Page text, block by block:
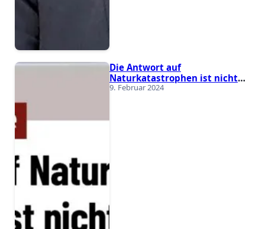
Die Antwort auf
Naturkatastrophen ist nicht
„Klimaschutz“!
9. Februar 2024